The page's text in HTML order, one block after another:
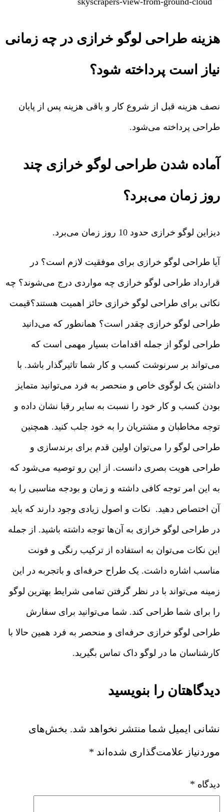
هزینه طراحی لوگو خرازی در چه زمانی
نیاز است پرداخته شود؟
نصف هزینه قبل از شروع کار و باقی هزینه پس از پایان
طراحی پرداخته می‌شود.
آماده شدن طراحی لوگو خرازی چند
روز زمان می‌برد؟
دیزاین لوگو خرازی حدود 10 روز زمان می‌برد.
آیا طراحی لوگو خرازی برای موفقیت لازم است؟ در
قرارداد طراحی لوگو خرازی چه مواردی درج می‌شوند؟ چه
نکاتی برای طراحی لوگو خرازی حائز اهمیت هستند؟قیمت
طراحی لوگو خرازی چقدر است؟ همانطور که می‌دانید
طراحی لوگو از جمله اقدامات بسیار مهمی است که
می‌تواند بر سرنوشت کسب و کار شما تاثیرگذار باشد. با
داشتن یک لوگوی خاص و منحصر به فرد می‌توانید متمایز
بودن کسب و کار خود را نسبت به سایر رقبا نشان داده و
توجه مخاطبان و مشتریان را به خود جلب کنید. همچنین
طراحی لوگو را می‌توان اولین قدم برای برندسازی و
طراحی هویت بصری دانست. از این رو توصیه می‌شود که
به این امر توجه کافی داشته و زمان و بودجه مناسبی را به
آن اختصاص دهید. نکات و اصول زیادی وجود دارند که باید
در طراحی لوگو خرازی به آن‌ها توجه داشته باشید. از جمله
این نکات می‌توان به استفاده از ترکیب رنگی و فونت
مناسب اشاره داشت. یک طراح حرفه‌ای و باتجربه در این
زمینه می‌تواند با در نظر گرفتن تمامی شرایط بهترین لوگو
را برای شما طراحی کند. شما می‌توانید برای سفارش
طراحی لوگو خرازی حرفه‌ای و منحصر به فرد همین حالا با
کارشناسان ما در لوگو داک تماس بگیرید.
دیدگاهتان را بنویسید
نشانی ایمیل شما منتشر نخواهد شد. بخش‌های
موردنیاز علامت‌گذاری شده‌اند *
دیدگاه *